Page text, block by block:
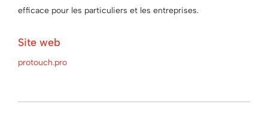
efficace pour les particuliers et les entreprises.
Site web
protouch.pro